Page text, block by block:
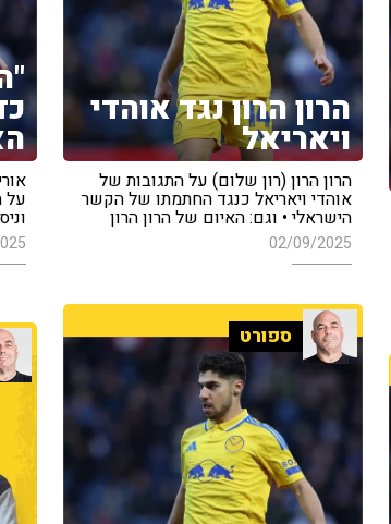
על
הרון הרון נגד אוהדי
ויאריאל
הרון הרון (רון שלום) על התגובות של
אוהדי ויאריאל כנגד החתמתו של הקשר
הישראלי • וגם: האיום של הרון הרון
02/09/2025
ספורט